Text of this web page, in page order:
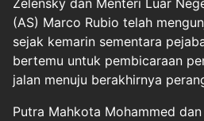
(AS) Marco Rubio telah
sejak kemarin sementara
bertemu untuk pembicaraan
jalan menuju berakhirnya
Putra Mahkota Mohammed